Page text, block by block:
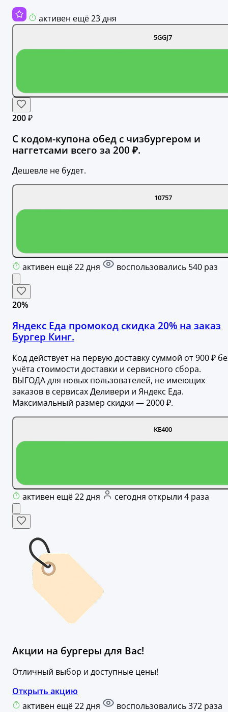
активен ещё 23 дня
5GGJ7
200 ₽
С кодом-купона обед с чизбургером и
наггетсами всего за 200 ₽.
Дешевле не будет.
10757
активен ещё 22 дня воспользовались 540 раз
20%
Яндекс Еда промокод скидка 20% на заказ
Бургер Кинг.
Код действует на первую доставку суммой от 900 ₽
учёта стоимости доставки и сервисного сбора.
ВЫГОДА для новых пользователей, не имеющих
заказов в сервисах Деливери и Яндекс Еда.
Максимальный размер скидки — 2000 ₽.
KE400
активен ещё 22 дня сегодня открыли 4 раза
Акции на бургеры для Вас!
Отличный выбор и доступные цены!
Открыть акцию
активен ещё 22 дня
воспользовались 372 раза